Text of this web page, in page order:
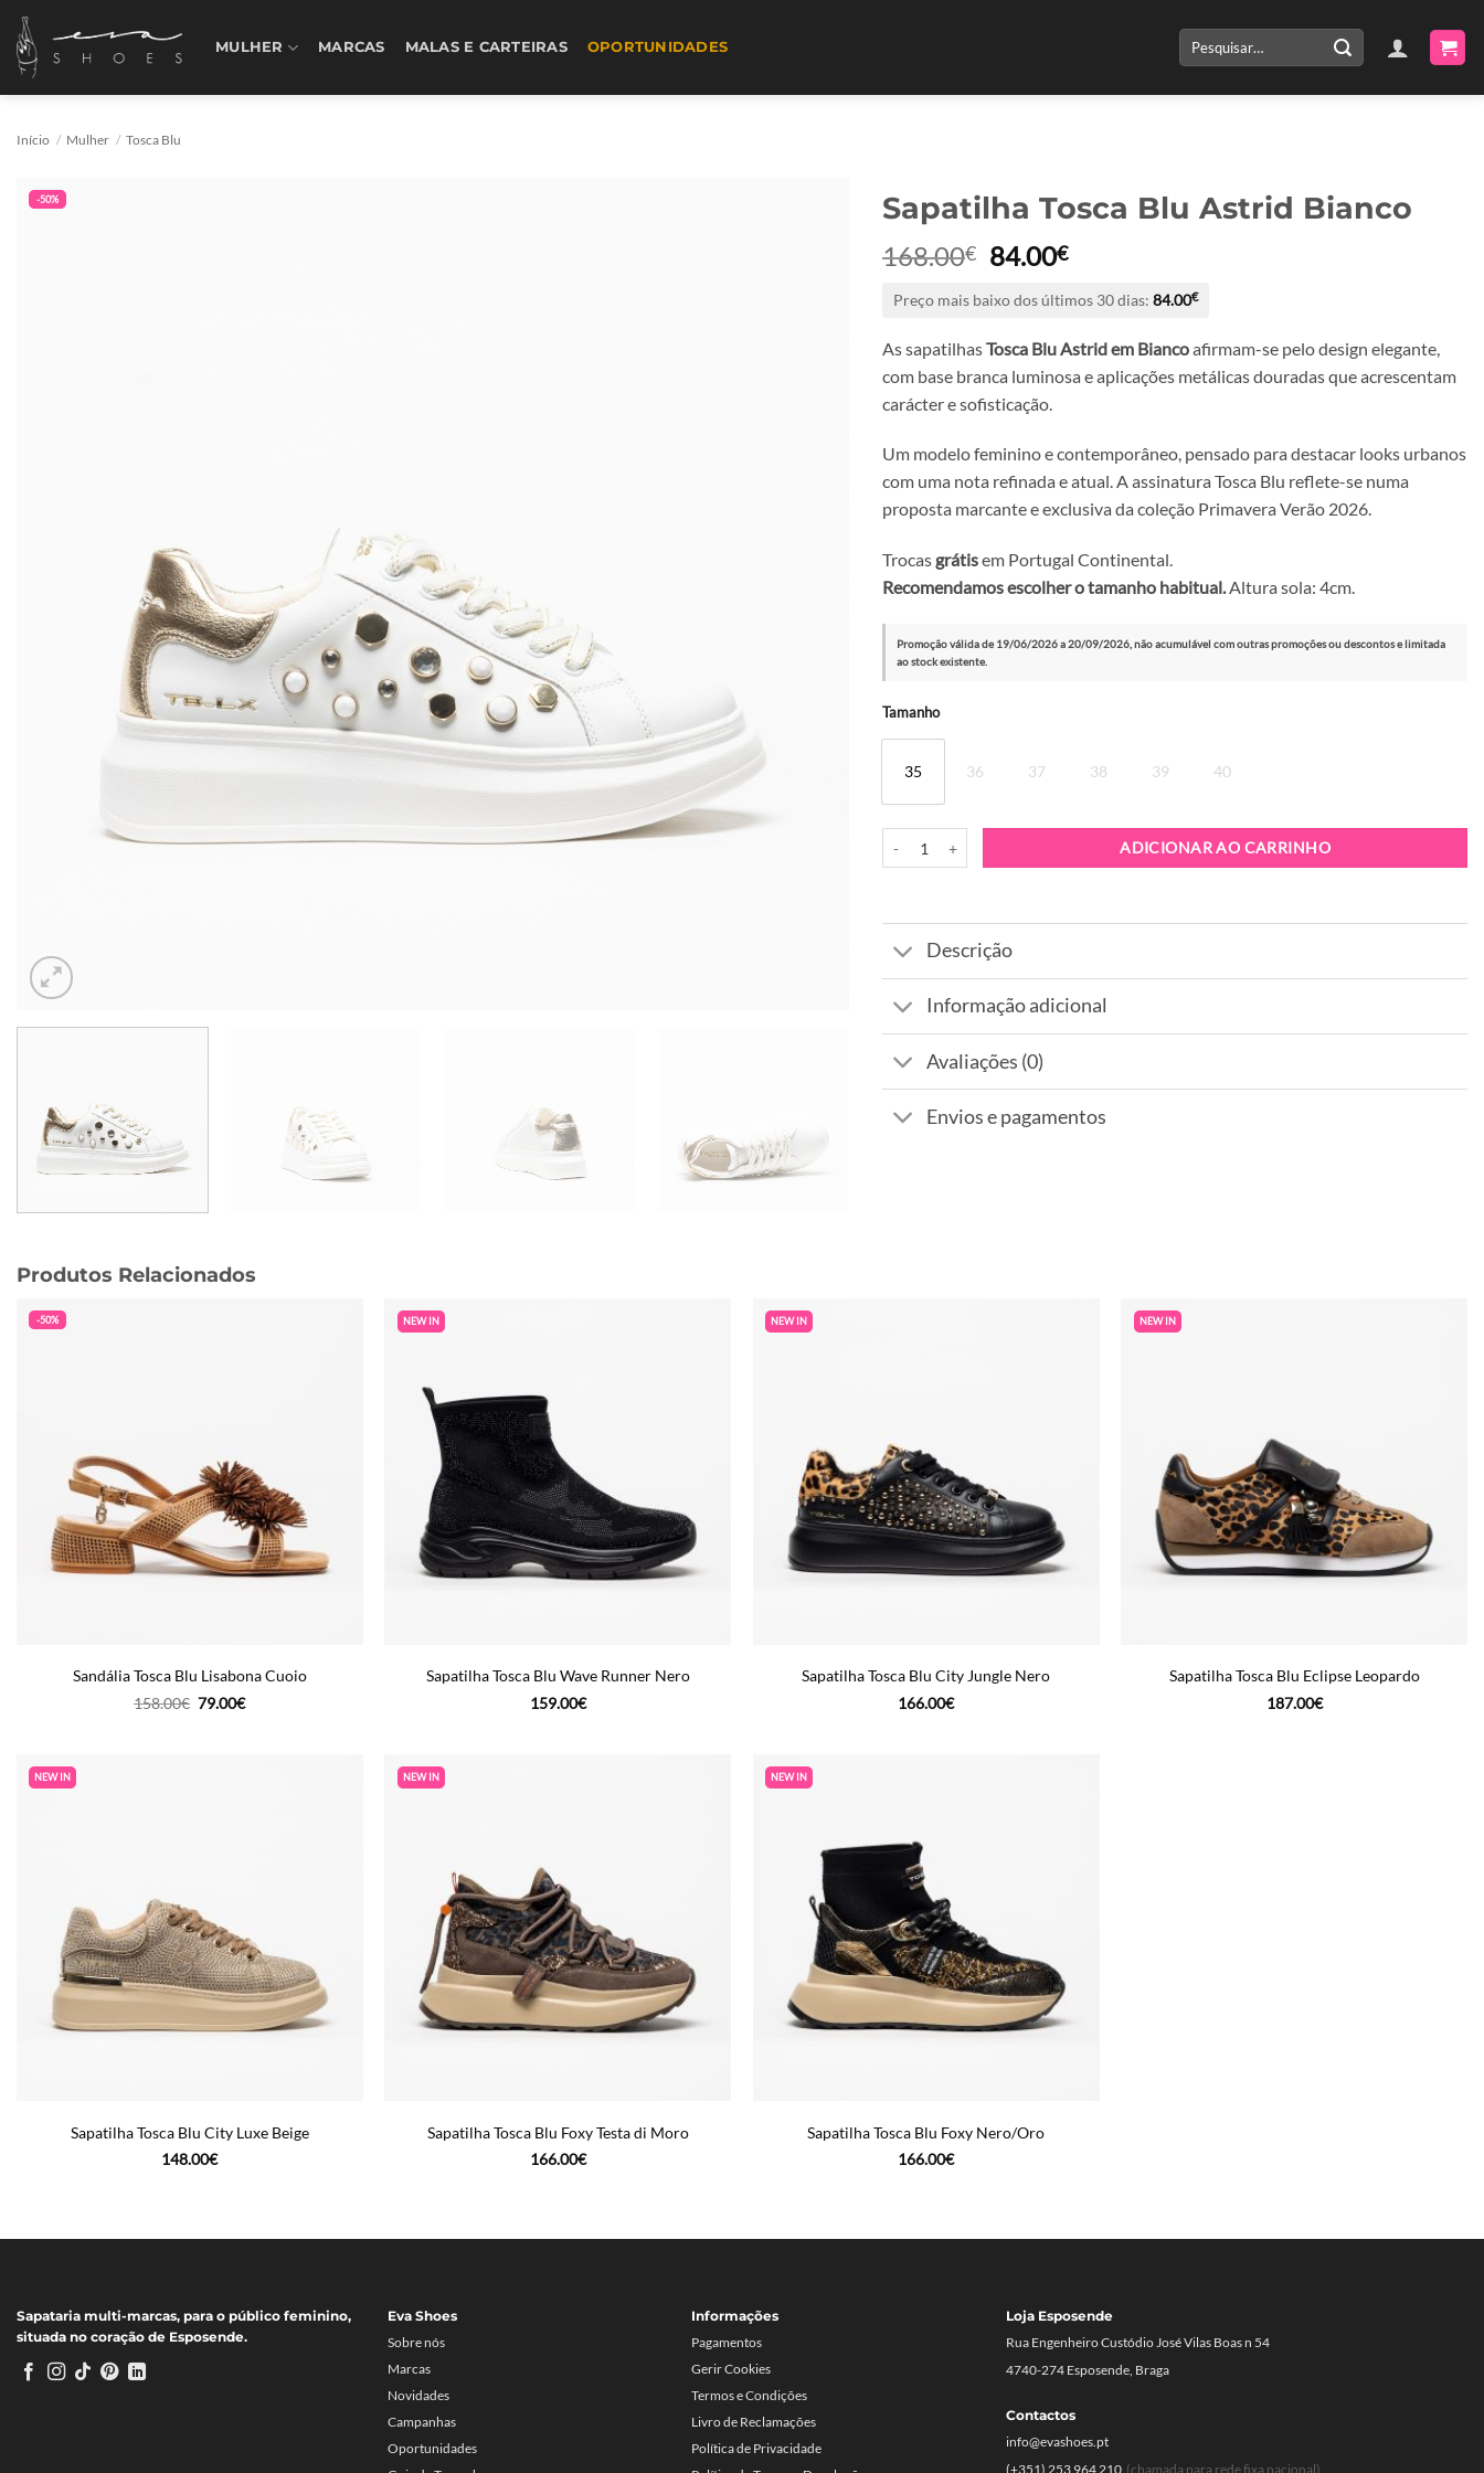
Skip
content
MULHER MARCAS MALAS E CARTEIRAS OPORTUNIDADES
Pesquisar
por:
Início / Mulher / Tosca Blu
-50% Sapatilha Tosca Blu Astrid Bianco
168.00€ O
original
168.00€.
84.00€O
atual
84.00€.
Preço mais baixo dos últimos 30 dias: 84.00€
As sapatilhasTosca Blu Astrid em Biancoafirmam-se pelo design elegante,
com base branca luminosa e aplicações metálicas douradas que acrescentam
carácter e sofisticação.
Um modelo feminino e contemporâneo, pensado para destacar looks urbanos
com uma nota refinada e atual. A assinatura Tosca Blu reflete-se numa
proposta marcante e exclusiva da coleção Primavera Verão 2026.
Trocas grátisem Portugal Continental.
Recomendamos escolher o tamanho habitual.Altura sola: 4cm.
Promoção válida de 19/06/2026 a 20/09/2026, não acumulável com outras promoções ou descontos e limitada
ao stock existente.
Tamanho
35 36 37 38 39 40
ADICIONAR AO CARRINHO
Alternative:
Descrição
Informação adicional
Avaliações (0)
Envios e pagamentos
Produtos Relacionados
-50%
Sandália Tosca Blu Lisabona Cuoio
158.00€ O
79.00€O
NEW IN
Sapatilha Tosca Blu Wave Runner Nero
159.00€
NEW IN
Sapatilha Tosca Blu City Jungle Nero
166.00€
NEW IN
Sapatilha Tosca Blu Eclipse Leopardo
187.00€
NEW IN
Sapatilha Tosca Blu City Luxe Beige
148.00€
NEW IN
Sapatilha Tosca Blu Foxy Testa di Moro
166.00€
NEW IN
Sapatilha Tosca Blu Foxy Nero/Oro
166.00€
Sapataria multi-marcas, para o público feminino,
situada no coração de Esposende.
Eva Shoes
Sobre nós
Marcas
Novidades
Campanhas
Oportunidades
Informações
Pagamentos
Gerir Cookies
Termos e Condições
Livro de Reclamações
Política de Privacidade
Loja Esposende
Rua Engenheiro Custódio José Vilas Boas n 54
4740-274 Esposende, Braga
Contactos
info@evashoes.pt
(+351) 253 964 210 (chamada para rede fixa nacional)